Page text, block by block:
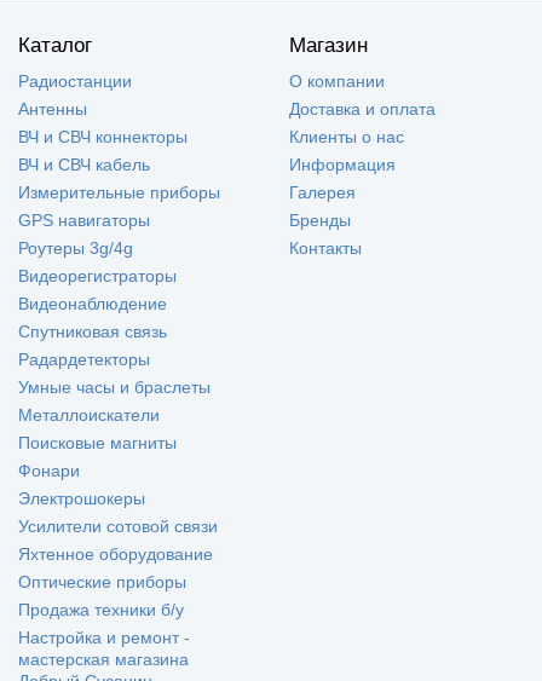
Каталог
Радиостанции
Антенны
ВЧ и СВЧ коннекторы
ВЧ и СВЧ кабель
Измерительные приборы
GPS навигаторы
Роутеры 3g/4g
Видеорегистраторы
Видеонаблюдение
Спутниковая связь
Радардетекторы
Умные часы и браслеты
Металлоискатели
Поисковые магниты
Фонари
Электрошокеры
Усилители сотовой связи
Яхтенное оборудование
Оптические приборы
Продажа техники б/у
Настройка и ремонт -
мастерская магазина
Магазин
О компании
Доставка и оплата
Клиенты о нас
Информация
Галерея
Бренды
Контакты